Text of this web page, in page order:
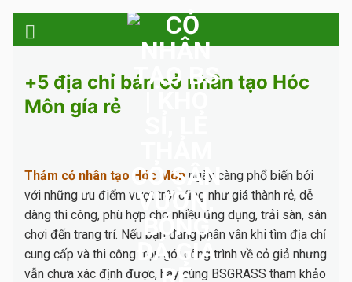
Skip
+5 địa chỉ bán cỏ nhân tạo Hóc
Môn gía rẻ
Thảm cỏ nhân tạo Hóc Môn ngày càng phổ biến bởi
với những ưu điểm vượt trội cũng như giá thành rẻ, dễ
dàng thi công, phù hợp cho nhiều ứng dụng, trải sàn, sân
chơi đến trang trí. Nếu bạn đang phân vân khi tìm địa chỉ
cung cấp và thi công trọn gói công trình về cỏ giả nhưng
vẫn chưa xác định được, hãy cùng BSGRASS tham khảo